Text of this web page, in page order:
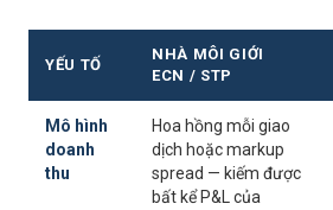
YẾU TỐ
NHÀ MÔI GIỚI
ECN / STP
Mô hình
doanh
thu
Hoa hồng mỗi giao
dịch hoặc markup
spread — kiếm được
bất kể P&L của